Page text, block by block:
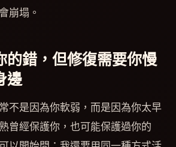
崩塌。
的錯，但修復需要你慢
邊
不是因為你軟弱，而是因為你太早
曾經保護你，也可能保護過你的